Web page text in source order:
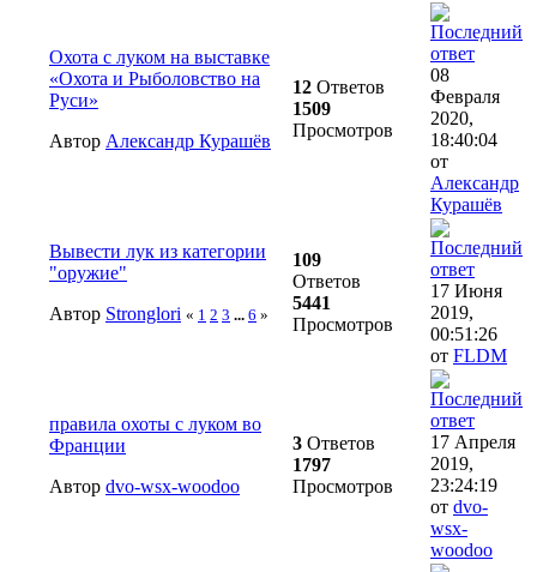
Охота с луком на выставке
«Охота и Рыболовство на
Руси»
Автор Александр Курашёв
12 Ответов
1509
Просмотров
08
Февраля
2020,
18:40:04
от
Александр
Курашёв
Вывести лук из категории
"оружие"
Автор Stronglori « 1 2 3 ... 6 »
109
Ответов
5441
Просмотров
17 Июня
2019,
00:51:26
от FLDM
правила охоты с луком во
Франции
Автор dvo-wsx-woodoo
3 Ответов
1797
Просмотров
17 Апреля
2019,
23:24:19
от dvo-
wsx-
woodoo